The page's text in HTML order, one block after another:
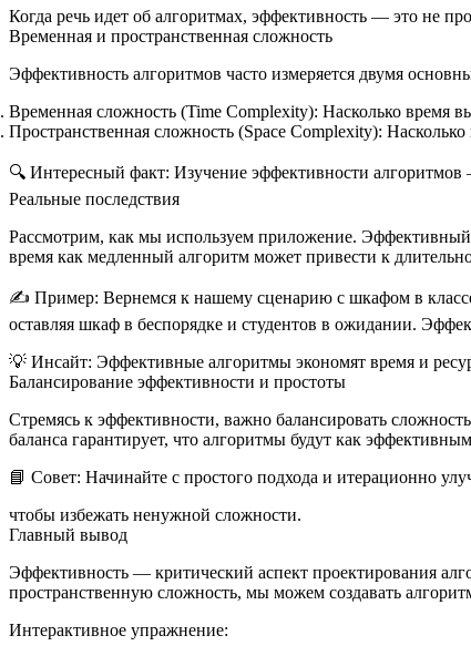
Когда речь идет об алгоритмах, эффективность — это не
Временная и пространственная сложность
Эффективность алгоритмов часто измеряется двумя
Временная сложность (Time Complexity): Насколько время
Пространственная сложность (Space Complexity):
🔍 Интересный факт: Изучение эффективности
Реальные последствия
Рассмотрим, как мы используем приложение. Эффективный
время как медленный алгоритм может привести к
✍️ Пример: Вернемся к нашему сценарию с шкафом в
оставляя шкаф в беспорядке и студентов в ожидании.
💡 Инсайт: Эффективные алгоритмы экономят время и
Балансирование эффективности и простоты
Стремясь к эффективности, важно балансировать
баланса гарантирует, что алгоритмы будут как
📘 Совет: Начинайте с простого подхода и итерационно
чтобы избежать ненужной сложности.
Главный вывод
Эффективность — критический аспект проектирования
пространственную сложность, мы можем создавать
Интерактивное упражнение: